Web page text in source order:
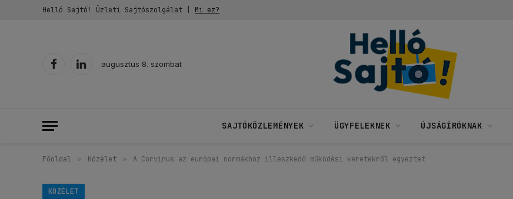
Helló Sajtó! Üzleti Sajtószolgálat | Mi ez?
FacebookLinkedIn
augusztus 8. szombat
SAJTÓKÖZLEMÉNYEK ÜGYFELEKNEK ÚJSÁGÍRÓKNAK
Főoldal » Közélet » A Corvinus az európai normákhoz illeszkedő működési keretekről egyeztet
KÖZÉLET